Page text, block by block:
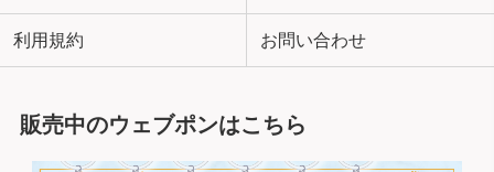
利用規約 お問い合わせ
販売中のウェブポンはこちら